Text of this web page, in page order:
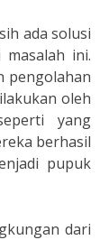
ada solusi
ini.
pengolahan
oleh
yang
berhasil
pupuk
dari